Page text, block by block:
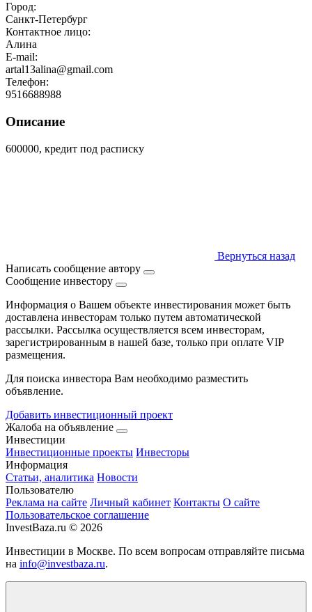
Город:
Санкт-Петербург
Контактное лицо:
Алина
E-mail:
artal13alina@gmail.com
Телефон:
9516688988
Описание
600000, кредит под расписку
Вернуться назад
Написать сообщение автору
Сообщение инвестору
Информация о Вашем объекте инвестирования может быть
доставлена инвесторам только путем автоматической
рассылки. Рассылка осуществляется всем инвесторам,
зарегистрированным в нашей базе, только при оплате VIP
размещения.
Для поиска инвестора Вам необходимо разместить
объявление.
Добавить инвестиционный проект
Жалоба на объявление
Инвестиции
Инвестиционные проекты Инвесторы
Информация
Статьи, аналитика Новости
Пользователю
Реклама на сайте Личный кабинет Контакты О сайте
Пользовательское соглашение
InvestBaza.ru © 2026
Инвестиции в Москве. По всем вопросам отправляйте письма
на info@investbaza.ru.